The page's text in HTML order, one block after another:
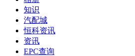
知识
汽配城
恒科资讯
资讯
EPC查询